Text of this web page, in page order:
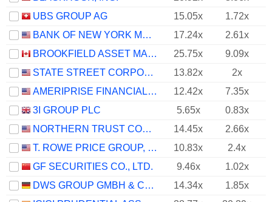
UBS GROUP AG
15.05x
1.72x
BANK OF NEW YORK MELLON CORPORATION (THE)
17.24x
2.61x
BROOKFIELD ASSET MANAGEMENT LTD.
25.75x
9.09x
STATE STREET CORPORATION
13.82x
2x
AMERIPRISE FINANCIAL, INC.
12.42x
7.35x
3I GROUP PLC
5.65x
0.83x
NORTHERN TRUST CORPORATION
14.45x
2.66x
T. ROWE PRICE GROUP, INC.
10.83x
2.4x
GF SECURITIES CO., LTD.
9.46x
1.02x
DWS GROUP GMBH & CO. KGAA
14.34x
1.85x